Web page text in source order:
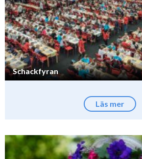
Schackfyran
Läs mer